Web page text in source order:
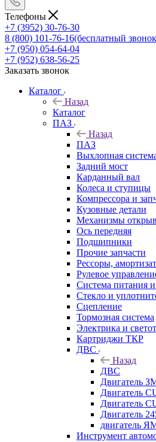
Телефоны
+7 (3952) 30-76-30
8 (800) 101-76-16(бесплатный
+7 (950) 054-64-04
+7 (952) 638-56-25
Заказать звонок
Каталог
Назад
Каталог
ПАЗ
Назад
ПАЗ
Выхлопная
Задний мост
Карданный вал
Колеса и ступицы
Компрессора и
Кузовные детали
Механизмы
Ось передняя
Подшипники
Прочие запчасти
Рессоры,
Рулевое
Система питания
Стекло и
Сцепление
Тормозная система
Электрика и
Картриджи ТКР
ДВС
Назад
ДВС
Двигатель
Двигатель
Двигатель
Двигатель
двигатель
Инструмент